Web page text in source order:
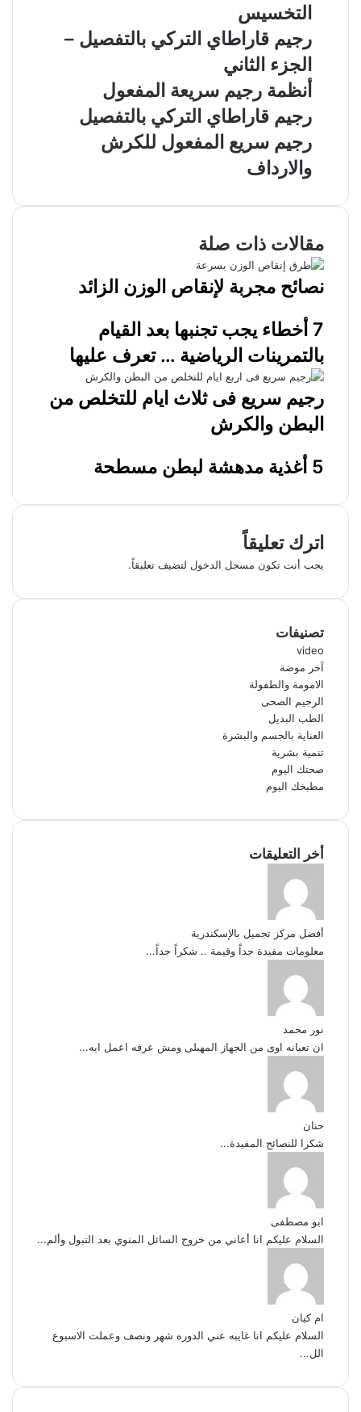
التخسيس
رجيم قاراطاي التركي بالتفصيل –
الجزء الثاني
أنظمة رجيم سريعة المفعول
رجيم قاراطاي التركي بالتفصيل
رجيم سريع المفعول للكرش
والارداف
مقالات ذات صلة
نصائح مجربة لإنقاص الوزن الزائد
7 أخطاء يجب تجنبها بعد القيام
بالتمرينات الرياضية … تعرف عليها
رجيم سريع فى ثلاث ايام للتخلص من
البطن والكرش
5 أغذية مدهشة لبطن مسطحة
اترك تعليقاً
يجب أنت تكون مسجل الدخول لتضيف تعليقاً.
تصنيفات
video
آخر موضة
الامومة والطفولة
الرجيم الصحى
الطب البديل
العناية بالجسم والبشرة
تنمية بشرية
صحتك اليوم
مطبخك اليوم
أخر التعليقات
أفضل مركز تجميل بالإسكندرية
معلومات مفيدة جداً وقيمة .. شكراً جداً...
نور محمد
ان تعبانه اوى من الجهاز المهبلى ومش عرفه اعمل ايه...
حنان
شكرا للنصائح المفيدة...
ابو مصطفى
السلام عليكم انا أعاني من خروج السائل المنوي بعد التبول وألم...
ام كيان
السلام عليكم انا غايبه عني الدوره شهر ونصف وعملت الاسبوع
الل...